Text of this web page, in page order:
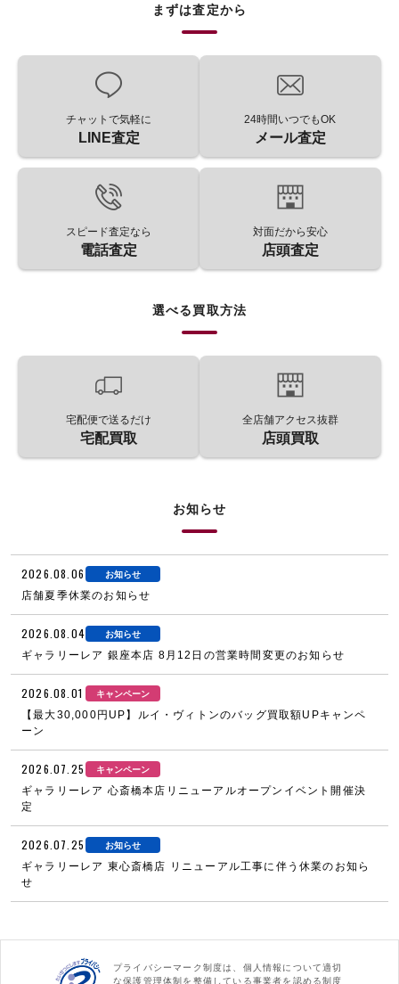
まずは査定から
チャットで気軽に
LINE査定
24時間いつでもOK
メール査定
スピード査定なら
電話査定
対面だから安心
店頭査定
選べる買取方法
宅配便で送るだけ
宅配買取
全店舗アクセス抜群
店頭買取
お知らせ
2026.08.06 お知らせ
店舗夏季休業のお知らせ
2026.08.04 お知らせ
ギャラリーレア 銀座本店 8月12日の営業時間変更のお知らせ
2026.08.01 キャンペーン
【最大30,000円UP】ルイ・ヴィトンのバッグ買取額UPキャンペ
ーン
2026.07.25 キャンペーン
ギャラリーレア 心斎橋本店リニューアルオープンイベント開催決
定
2026.07.25 お知らせ
ギャラリーレア 東心斎橋店 リニューアル工事に伴う休業のお知ら
せ
プライバシーマーク制度は、個人情報について適切
な保護管理体制を整備している事業者を認める制度